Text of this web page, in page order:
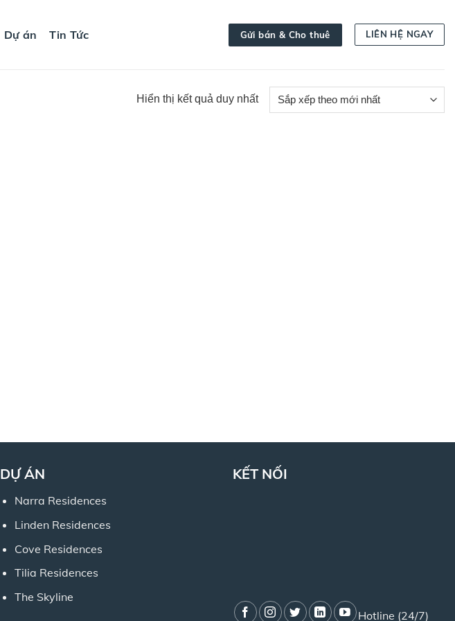
Dự án Tin Tức Gửi bán & Cho thuê LIÊN HỆ NGAY
Hiển thị kết quả duy nhất
DỰ ÁN
Narra Residences
Linden Residences
Cove Residences
Tilia Residences
The Skyline
KẾT NỐI
Hotline (24/7)